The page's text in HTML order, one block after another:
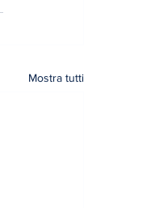
Mostra tutti